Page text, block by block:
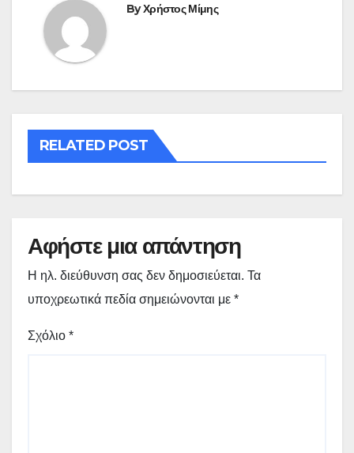
ByΧρήστος Μίμης
RELATED POST
Αφήστε μια απάντηση
Η ηλ. διεύθυνση σας δεν δημοσιεύεται. Τα
υποχρεωτικά πεδία σημειώνονται με *
Σχόλιο *